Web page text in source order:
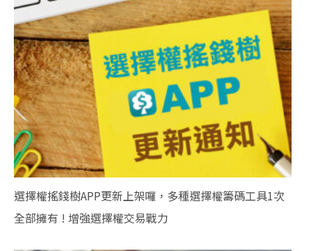
選擇權搖錢樹APP更新上架囉，多種選擇權籌碼工具1次
全部擁有 ! 增強選擇權交易戰力